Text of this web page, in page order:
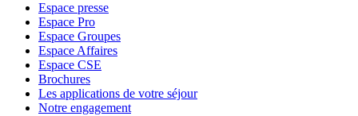
Espace presse
Espace Pro
Espace Groupes
Espace Affaires
Espace CSE
Brochures
Les applications de votre séjour
Notre engagement